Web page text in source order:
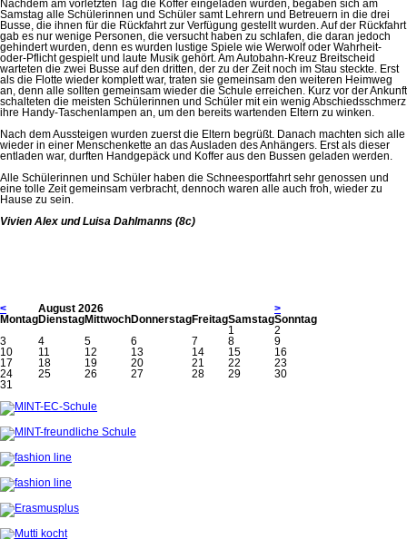
Nachdem am vorletzten Tag die Koffer eingeladen wurden, begaben sich am
Samstag alle Schülerinnen und Schüler samt Lehrern und Betreuern in die drei
Busse, die ihnen für die Rückfahrt zur Verfügung gestellt wurden. Auf der Rückfahrt
gab es nur wenige Personen, die versucht haben zu schlafen, die daran jedoch
gehindert wurden, denn es wurden lustige Spiele wie Werwolf oder Wahrheit-
oder-Pflicht gespielt und laute Musik gehört. Am Autobahn-Kreuz Breitscheid
warteten die zwei Busse auf den dritten, der zu der Zeit noch im Stau steckte. Erst
als die Flotte wieder komplett war, traten sie gemeinsam den weiteren Heimweg
an, denn alle sollten gemeinsam wieder die Schule erreichen. Kurz vor der Ankunft
schalteten die meisten Schülerinnen und Schüler mit ein wenig Abschiedsschmerz
ihre Handy-Taschenlampen an, um den bereits wartenden Eltern zu winken.
Nach dem Aussteigen wurden zuerst die Eltern begrüßt. Danach machten sich alle
wieder in einer Menschenkette an das Ausladen des Anhängers. Erst als dieser
entladen war, durften Handgepäck und Koffer aus den Bussen geladen werden.
Alle Schülerinnen und Schüler haben die Schneesportfahrt sehr genossen und
eine tolle Zeit gemeinsam verbracht, dennoch waren alle auch froh, wieder zu
Hause zu sein.
Vivien Alex und Luisa Dahlmanns (8c)
< August 2026
>
MontagDienstagMittwochDonnerstagFreitagSamstagSonntag
1
2
3
4 5 6 7 8
9
10
11 12 13 14 15
16
17
18 19 20 21 22
23
24
25 26 27 28 29
30
31